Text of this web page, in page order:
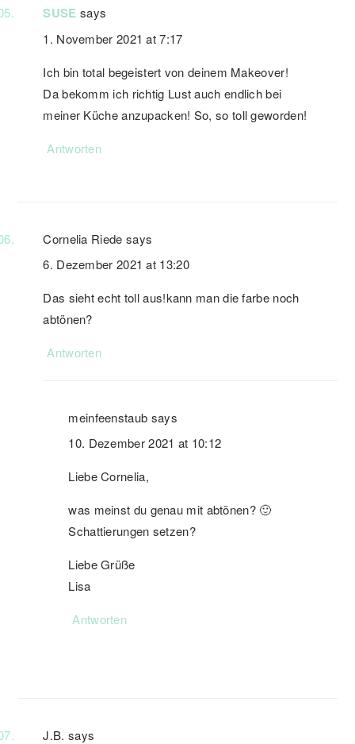
SUSE says
1. November 2021 at 7:17
Ich bin total begeistert von deinem Makeover!
Da bekomm ich richtig Lust auch endlich bei
meiner Küche anzupacken! So, so toll geworden!
Antworten
Cornelia Riede says
6. Dezember 2021 at 13:20
Das sieht echt toll aus!kann man die farbe noch
abtönen?
Antworten
meinfeenstaub says
10. Dezember 2021 at 10:12
Liebe Cornelia,
was meinst du genau mit abtönen? 🙂
Schattierungen setzen?
Liebe Grüße
Lisa
Antworten
J.B. says